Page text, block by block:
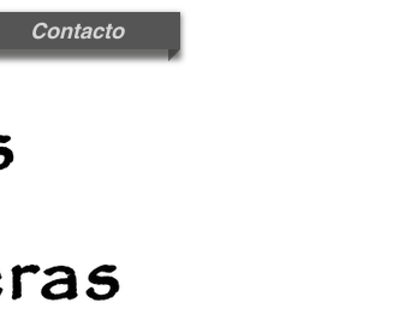
Contacto